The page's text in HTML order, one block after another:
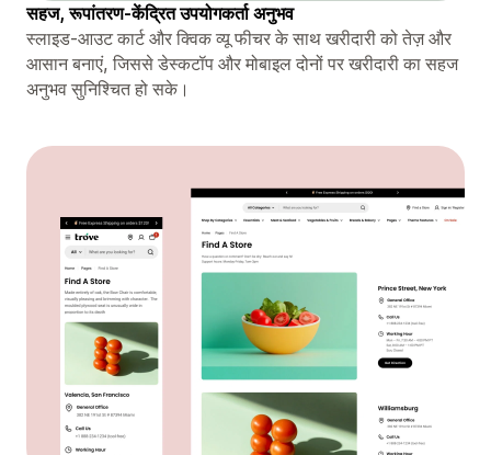
सहज, रूपांतरण-केंद्रित उपयोगकर्ता अनुभव
स्लाइड-आउट कार्ट और क्विक व्यू फीचर के साथ खरीदारी को तेज़ और
आसान बनाएं, जिससे डेस्कटॉप और मोबाइल दोनों पर खरीदारी का सहज
अनुभव सुनिश्चित हो सके।